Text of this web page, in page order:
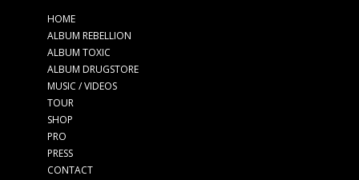
HOME
ALBUM REBELLION
ALBUM TOXIC
ALBUM DRUGSTORE
MUSIC / VIDEOS
TOUR
SHOP
PRO
PRESS
CONTACT